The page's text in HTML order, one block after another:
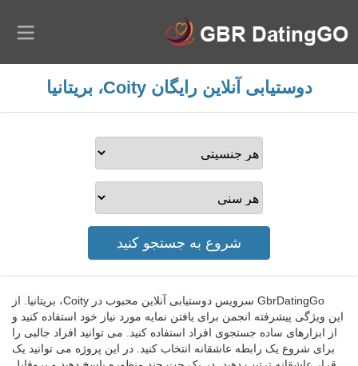
دوستیابی آنلاین رایگان Coity، بریتانیا
GbrDatingGo سرویس دوستیابی آنلاین محبوب در Coity، بریتانیا. از
این ویژگی پیشرفته انجمن برای یافتن نمایه مورد نیاز خود استفاده کنید و
از ابزارهای ساده جستجوی افراد استفاده کنید. می توانید افراد جالبی را
برای شروع یک رابطه عاشقانه انتخاب کنید. در این پروژه می توانید یک